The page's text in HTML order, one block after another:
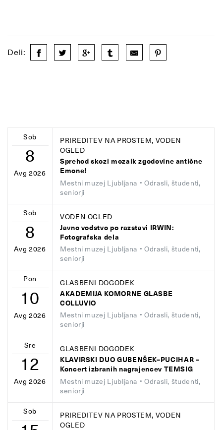
Deli:
Sob
8
Avg 2026
PRIREDITEV NA PROSTEM, VODEN
OGLED
Sprehod skozi mozaik zgodovine antične
Emone!
Mestni muzej Ljubljana • Odrasli, študenti,
seniorji
Sob
8
Avg 2026
VODEN OGLED
Javno vodstvo po razstavi IRWIN:
Fotografska dela
Mestni muzej Ljubljana • Odrasli, študenti,
seniorji
Pon
10
Avg 2026
GLASBENI DOGODEK
AKADEMIJA KOMORNE GLASBE
COLLUVIO
Mestni muzej Ljubljana • Odrasli, študenti,
seniorji
Sre
12
Avg 2026
GLASBENI DOGODEK
KLAVIRSKI DUO GUBENŠEK–PUCIHAR –
Koncert izbranih nagrajencev TEMSIG
Mestni muzej Ljubljana • Odrasli, študenti,
seniorji
Sob
PRIREDITEV NA PROSTEM, VODEN
OGLED